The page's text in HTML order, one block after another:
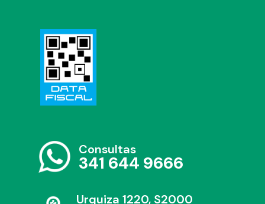
Consultas
341 644 9666
Urquiza 1220, S2000